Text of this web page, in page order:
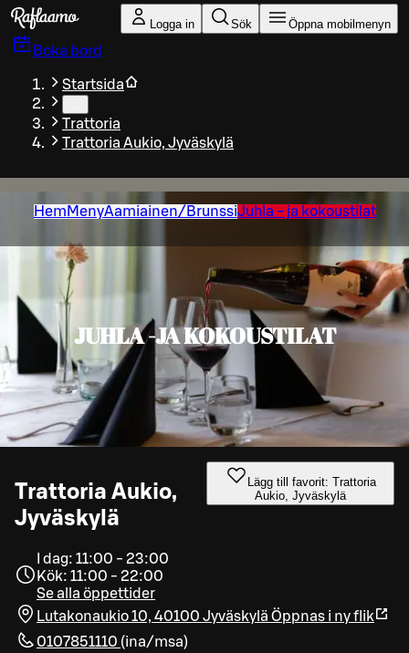
Gå till huvudinnehållet
Logga in Sök Öppna mobilmenyn
Boka bord
Startsida
Trattoria
Trattoria Aukio, Jyväskylä
Hem MenyAamiainen/BrunssiJuhla - ja kokoustilat
JUHLA -JA KOKOUSTILAT
Trattoria Aukio,
Jyväskylä
Lägg till favorit: Trattoria
Aukio, Jyväskylä
I dag: 11:00 - 23:00
Kök: 11:00 - 22:00
Se alla öppettider
Lutakonaukio 10, 40100 Jyväskylä Öppnas i ny flik
0107851110 (ina/msa)